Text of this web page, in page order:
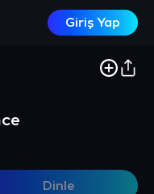
Giriş Yap
Dinle